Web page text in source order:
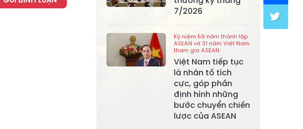
Xã Yên Thành
Xã Thác Bà
Xã Trấn Yên
Xã Hưng
Khánh
Xã Việt Hồng
Xã Cốc San
7/2026
Kỷ niệm 59 năm thành lập
ASEAN và 31 năm Việt Nam
tham gia ASEAN:
Việt Nam tiếp tục
là nhân tố tích
cực, góp phần
định hình những
bước chuyển chiến
lược của ASEAN